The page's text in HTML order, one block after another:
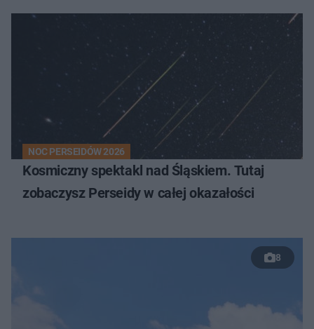
NOC PERSEIDÓW 2026
Kosmiczny spektakl nad Śląskiem. Tutaj
zobaczysz Perseidy w całej okazałości
8